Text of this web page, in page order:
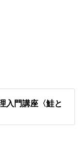
、食事に取り入れ
とおからを忍ばせ
入門講座〈鮭と